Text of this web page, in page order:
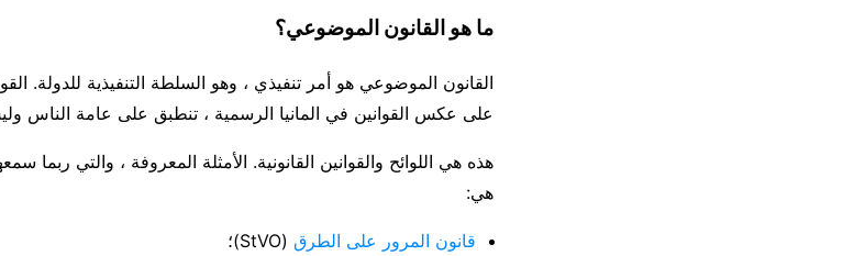
ما هو القانون الموضوعي؟
القانون الموضوعي هو أمر تنفيذي ، وهو السلطة التنفيذية للدولة.
على عكس القوانين في المانيا الرسمية ، تنطبق على عامة الناس
هذه هي اللوائح والقوانين القانونية. الأمثلة المعروفة ، والتي ربما
هي:
قانون المرور على الطرق (StVO)؛